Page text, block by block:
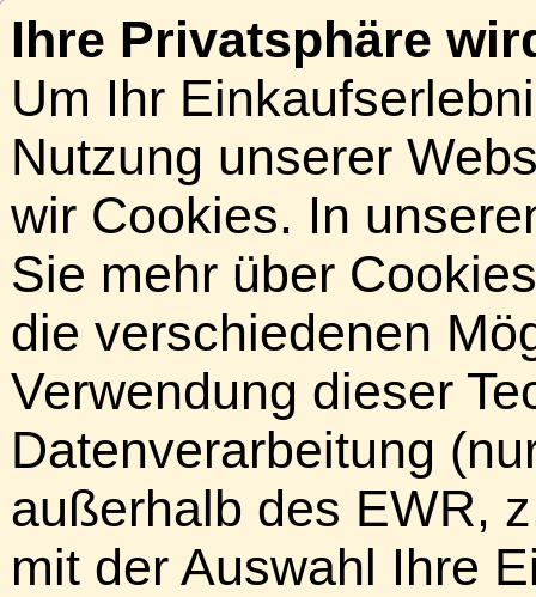
Ihre Privatsphäre
Um Ihr
Nutzung unserer
wir Cookies. In
Sie mehr über
die verschiedenen
Verwendung dieser
Datenverarbeitung
außerhalb des EWR,
mit der Auswahl Ihre